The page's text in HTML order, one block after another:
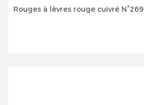
Rouges à lèvres rouge cuivré N°269